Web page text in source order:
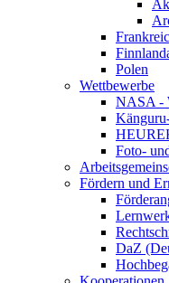
Polen
Wettbewerbe
NASA -
Foto-
Fördern und
DaZ